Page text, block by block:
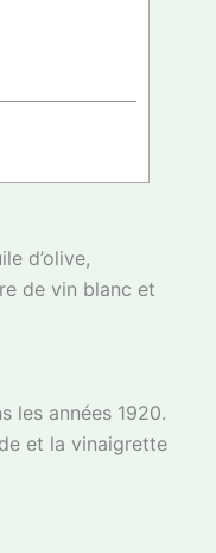
d’olive,
de vin blanc et
les années 1920.
et la vinaigrette